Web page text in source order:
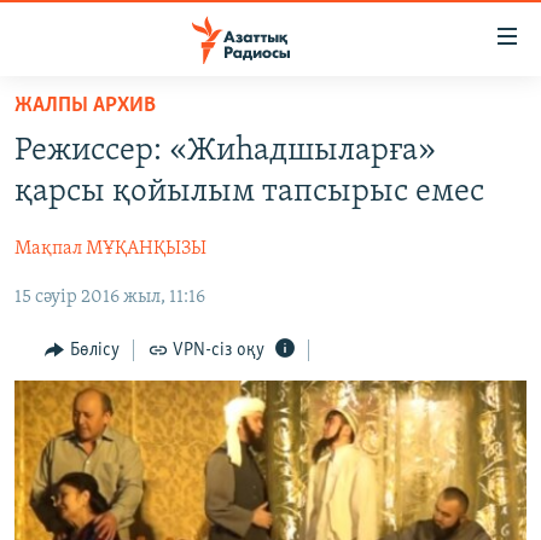
Skip
main
content
to
Navigation
Search
AZATTYQTV
ҚАҢТАР ОҚИҒАСЫ
АДАМ ҚҰҚЫҚТАРЫ
ӘЛЕУМЕТ
ӘЛЕМ
АРНАЙЫ ЖОБАЛАР
Русский
ЖАЛПЫ АРХИВ
Режиссер: «Жиһадшыларға»
қарсы қойылым тапсырыс емес
Мақпал МҰҚАНҚЫЗЫ
15 сәуір 2016 жыл, 11:16
Бөлісу VPN-сіз оқу